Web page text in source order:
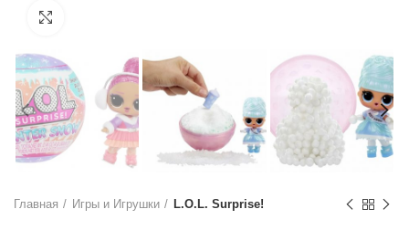
Главная Игры и Игрушки L.O.L. Surprise!